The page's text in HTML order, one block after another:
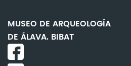
MUSEO DE ARQUEOLOGÍA
DE ÁLAVA. BIBAT